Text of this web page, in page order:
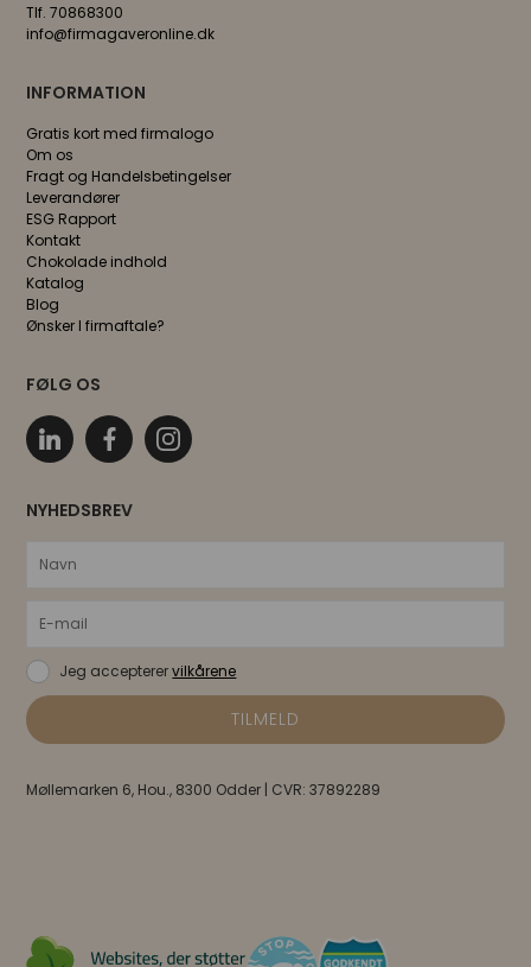
Tlf. 70868300
info@firmagaveronline.dk
INFORMATION
Gratis kort med firmalogo
Om os
Fragt og Handelsbetingelser
Leverandører
ESG Rapport
Kontakt
Chokolade indhold
Katalog
Blog
Ønsker I firmaftale?
FØLG OS
NYHEDSBREV
Jeg accepterervilkårene
Møllemarken 6, Hou., 8300 Odder | CVR: 37892289